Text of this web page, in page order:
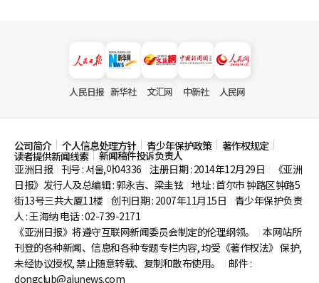
人民日报 新华社 文汇网 中新社 人民网
公司简介 个人信息处理方针 青少年保护政策 著作权规定
读者提供新闻线索
新闻稿件投诉负责人
亚洲日报
刊号 : 서울,아04336 注册日期 : 2014年12月29日
《亚洲
日报》发行人及总编辑 : 郭永吉、梁圭铉 地址 : 首尔市钟路区钟路5
街13号三共大厦11楼 创刊日期 : 2007年11月15日
青少年保护负责
人 : 王海纳 电话 : 02-739-2171
《亚洲日报》将遵守互联网新闻委员会制定的伦理纲领。
本网站所
刊登的各种新闻、信息和各种专题专栏内容, 均受《著作权法》 保护,
未经协议授权, 禁止随意转载、复制和散布使用。
邮件 :
dongclub@ajunews.com